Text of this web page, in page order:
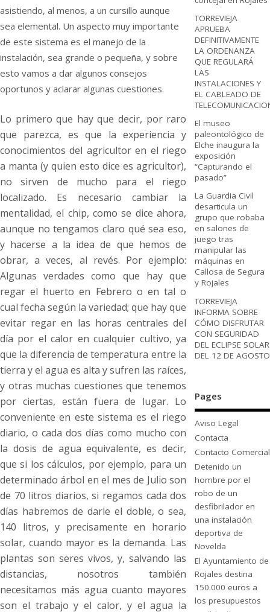
asistiendo, al menos, a un cursillo aunque
sea elemental. Un aspecto muy importante
de este sistema es el manejo de la
instalación, sea grande o pequeña, y sobre
esto vamos a dar algunos consejos
oportunos y aclarar algunas cuestiones.
Lo primero que hay que decir, por raro
que parezca, es que la experiencia y
conocimientos del agricultor en el riego
a manta (y quien esto dice es agricultor),
no sirven de mucho para el riego
localizado. Es necesario cambiar la
mentalidad, el chip, como se dice ahora,
aunque no tengamos claro qué sea eso,
y hacerse a la idea de que hemos de
obrar, a veces, al revés. Por ejemplo:
Algunas verdades como que hay que
regar el huerto en Febrero o en tal o
cual fecha según la variedad; que hay que
evitar regar en las horas centrales del
día por el calor en cualquier cultivo, ya
que la diferencia de temperatura entre la
tierra y el agua es alta y sufren las raíces,
y otras muchas cuestiones que tenemos
por ciertas, están fuera de lugar. Lo
conveniente en este sistema es el riego
diario, o cada dos días como mucho con
la dosis de agua equivalente, es decir,
que si los cálculos, por ejemplo, para un
determinado árbol en el mes de Julio son
de 70 litros diarios, si regamos cada dos
días habremos de darle el doble, o sea,
140 litros, y precisamente en horario
solar, cuando mayor es la demanda. Las
plantas son seres vivos, y, salvando las
distancias, nosotros también
necesitamos más agua cuanto mayores
son el trabajo y el calor, y el agua la
TORREVIEJA
APRUEBA
DEFINITIVAMENTE
LA ORDENANZA
QUE REGULARÁ
LAS
INSTALACIONES Y
EL CABLEADO DE
El museo
paleontológico de
Elche inaugura la
exposición
“Capturando el
pasado”
La Guardia Civil
desarticula un
grupo que robaba
en salones de
juego tras
manipular las
máquinas en
Callosa de Segura
y Rojales
TORREVIEJA
INFORMA SOBRE
CÓMO DISFRUTAR
CON SEGURIDAD
DEL ECLIPSE SOLAR
DEL 12 DE AGOSTO
Pages
Aviso Legal
Contacta
Contacto Comercial
Detenido un
hombre por el
robo de un
desfibrilador en
una instalación
deportiva de
Novelda
El Ayuntamiento de
Rojales destina
150.000 euros a
los presupuestos